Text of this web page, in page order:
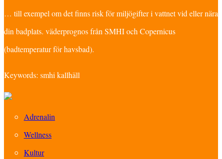
… till exempel om det finns risk för miljögifter i vattnet vid eller nära
din badplats. väderprognos från SMHI och Copernicus
(badtemperatur för havsbad).
Keywords: smhi kallhäll
Adrenalin
Wellness
Kultur